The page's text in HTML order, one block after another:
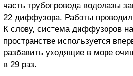
часть трубопровода водолазы
22 диффузора. Работы
К слову, система диффузоров на
пространстве используется
разбавить уходящие в море
в 29 раз.